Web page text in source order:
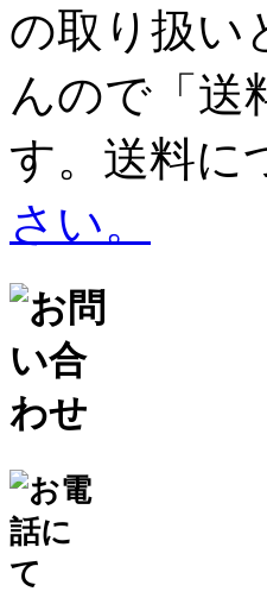
の取り扱い
んので 「
す。 送料に
さい。